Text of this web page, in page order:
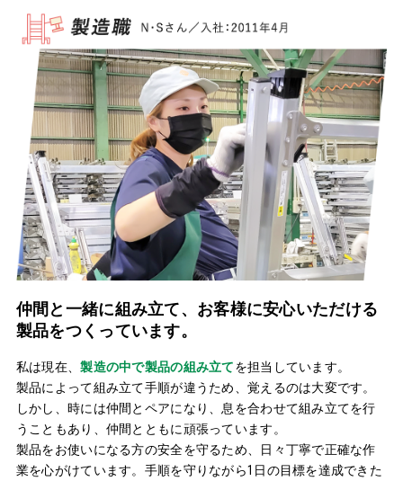
仲間と一緒に組み立て、お客様に安心いただける
製品をつくっています。
私は現在、製造の中で製品の組み立てを担当しています。
製品によって組み立て手順が違うため、覚えるのは大変です。
しかし、時には仲間とペアになり、息を合わせて組み立てを行
うこともあり、仲間とともに頑張っています。
製品をお使いになる方の安全を守るため、日々丁寧で正確な作
業を心がけています。手順を守りながら1日の目標を達成できた